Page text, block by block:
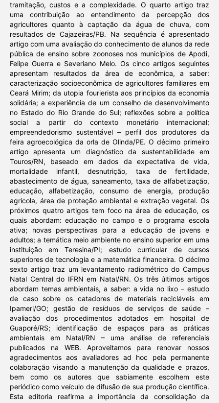
tramitação, custos e a complexidade. O quarto artigo traz
uma contribuição ao entendimento da percepção dos
agricultores quanto à captação da água de chuva, com
resultados de Cajazeiras/PB. Na sequência é apresentado
artigo com uma avaliação do conhecimento de alunos da rede
pública de ensino sobre zoonoses nos municípios de Apodi,
Felipe Guerra e Severiano Melo. Os cinco artigos seguintes
apresentam resultados da área de econômica, a saber:
caracterização socioeconômica de agricultores familiares em
Ceará Mirim; da utopia fourierista aos princípios da economia
solidária; a experiência de um conselho de desenvolvimento
no Estado do Rio Grande do Sul; reflexões sobre a política
social a partir do contexto monetário internacional;
empreendedorismo sustentável – perfil dos produtores da
feira agroecológica da orla de Olinda/PE. O décimo primeiro
artigo apresenta um diagnóstico da sustentabilidade em
Touros/RN, baseado em dados da expectativa de vida,
mortalidade infantil, desnutrição, taxa de fertilidade,
abastecimento de água, saneamento, taxa de alfabetização,
educação, alfabetização, consumo de energia, produção
agrícola, área de proteção ambiental e extração vegetal. Os
próximos quatro artigos tem foco na área de educação, os
quais abordam: educação no campo e o programa escola
ativa; novas perspectivas para a educação de jovens e
adultos; a temática meio ambiente no ensino superior em uma
instituição em Teresina/PI; estudo curricular de cursos
superiores de tecnologia e a matemática financeira. O décimo
sexto artigo traz um levantamento radiométrico do Campus
Natal Central do IFRN em Natal/RN. Os três últimos artigos
abordam temas ambientais, a saber: a vida no lixo – estudo
de caso sobre os catadores de materiais recicláveis em
Ipameri/GO; gestão de resíduos de serviços de saúde –
avaliação dos procedimentos adotados em hospital de
Guaporé/RS; identificação de espaços para as práticas
ambientais em Natal/RN – uma análise de referenciais
publicados na WEB. Aproveitamos para renovar nossos
agradecimentos aos avaliadores ad hoc pela permanente
colaboração visando a manutenção da qualidade e prazos,
bem como os autores que sabiamente escolhem este
periódico como veículo de difusão de sua produção científica.
Esta editoria reafirma a importância da consolidação da